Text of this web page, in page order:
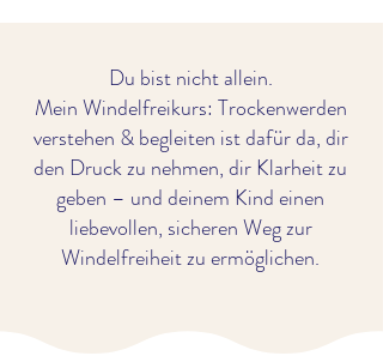
Du bist nicht allein.
Mein Windelfreikurs: Trockenwerden
verstehen & begleiten ist dafür da, dir
den Druck zu nehmen, dir Klarheit zu
geben – und deinem Kind einen
liebevollen, sicheren Weg zur
Windelfreiheit zu ermöglichen.